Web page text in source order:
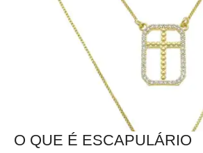
O QUE É ESCAPULÁRIO